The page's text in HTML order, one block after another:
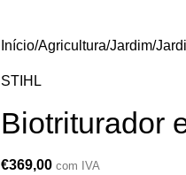
Início Agricultura/Jardim
STIHL
Biotriturador
€369,00 com IVA